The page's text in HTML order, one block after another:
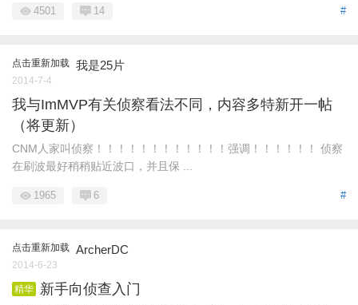
#
4501 14
点击重新加载 我是25片
2014-7-4
我与ImMVP有关侦察看法不同，内容多特新开一帖
（将更新）
CNM人家叫侦察！！！！！！！！！！！！强调！！！！！！ 侦察
在刷波最好稍稍贴近波口，并且保 ...
#
1965 6
点击重新加载 ArcherDC
2014-6-23
精华 新手向侦查入门